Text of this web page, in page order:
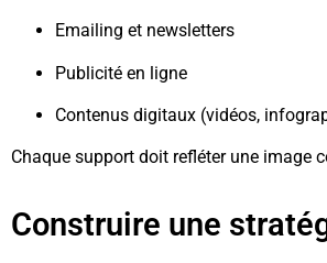
Emailing et newsletters
Publicité en ligne
Contenus digitaux (vidéos,
Chaque support doit refléter une image
Construire une